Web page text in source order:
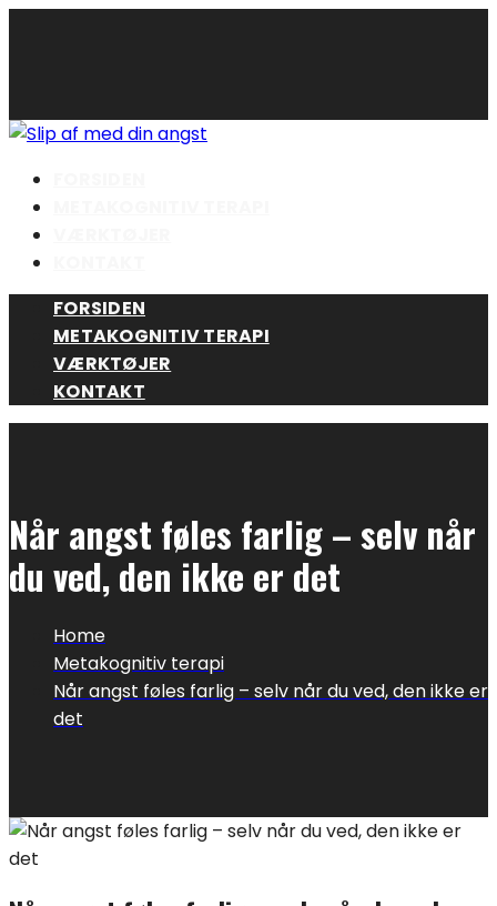
FORSIDEN
METAKOGNITIV TERAPI
VÆRKTØJER
KONTAKT
Når angst føles farlig – selv når
du ved, den ikke er det
Home
Metakognitiv terapi
Når angst føles farlig – selv når du ved, den ikke er
det